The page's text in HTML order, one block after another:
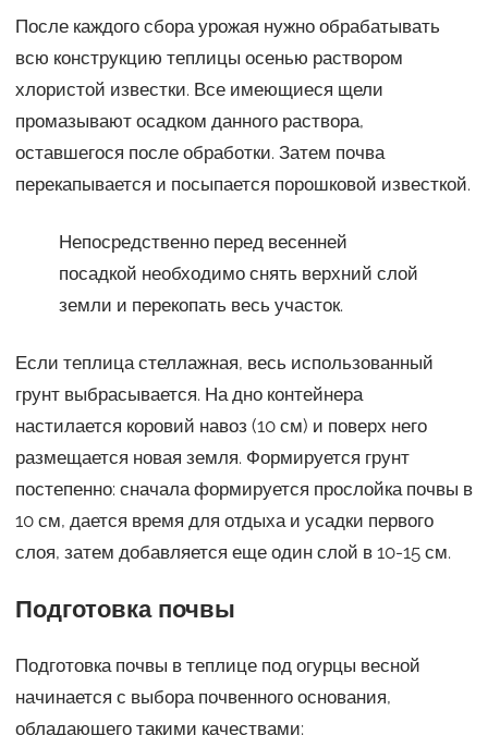
После каждого сбора урожая нужно обрабатывать
всю конструкцию теплицы осенью раствором
хлористой известки. Все имеющиеся щели
промазывают осадком данного раствора,
оставшегося после обработки. Затем почва
перекапывается и посыпается порошковой известкой.
Непосредственно перед весенней
посадкой необходимо снять верхний слой
земли и перекопать весь участок.
Если теплица стеллажная, весь использованный
грунт выбрасывается. На дно контейнера
настилается коровий навоз (10 см) и поверх него
размещается новая земля. Формируется грунт
постепенно: сначала формируется прослойка почвы в
10 см, дается время для отдыха и усадки первого
слоя, затем добавляется еще один слой в 10-15 см.
Подготовка почвы
Подготовка почвы в теплице под огурцы весной
начинается с выбора почвенного основания,
обладающего такими качествами: